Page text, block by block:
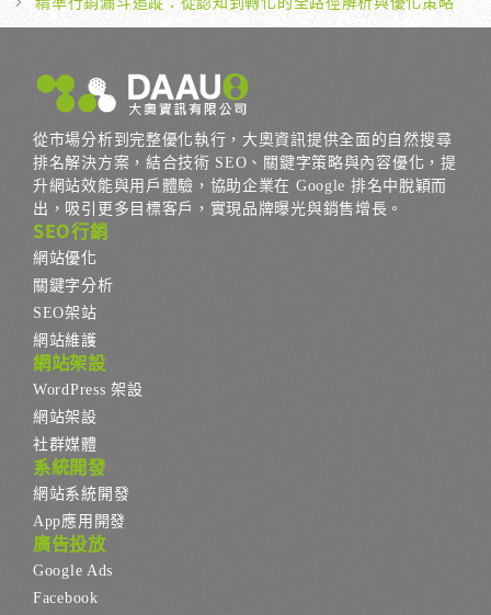
從市場分析到完整優化執行，大奧資訊提供全面的自然搜尋
排名解決方案，結合技術 SEO、關鍵字策略與內容優化，提
升網站效能與用戶體驗，協助企業在 Google 排名中脫穎而
出，吸引更多目標客戶，實現品牌曝光與銷售增長。
SEO行銷
網站優化
關鍵字分析
SEO架站
網站維護
網站架設
WordPress 架設
網站架設
社群媒體
系統開發
網站系統開發
App應用開發
廣告投放
Google Ads
Facebook